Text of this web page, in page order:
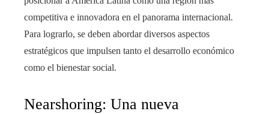
competitiva e innovadora en el panorama internacional.
Para lograrlo, se deben abordar diversos aspectos
estratégicos que impulsen tanto el desarrollo económico
como el bienestar social.
Nearshoring: Una nueva